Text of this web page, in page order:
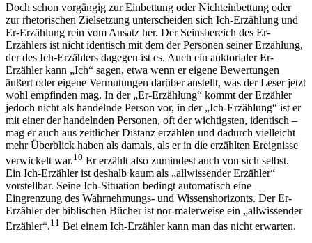
Doch schon vorgängig zur Einbettung oder Nichteinbettung oder
zur rhetorischen Zielsetzung unterscheiden sich Ich-Erzählung und
Er-Erzählung rein vom Ansatz her. Der Seinsbereich des Er-
Erzählers ist nicht identisch mit dem der Personen seiner Erzählung,
der des Ich-Erzählers dagegen ist es. Auch ein auktorialer Er-
Erzähler kann „Ich“ sagen, etwa wenn er eigene Bewertungen
äußert oder eigene Vermutungen darüber anstellt, was der Leser jetzt
wohl empfinden mag. In der „Er-Erzählung“ kommt der Erzähler
jedoch nicht als handelnde Person vor, in der „Ich-Erzählung“ ist er
mit einer der handelnden Personen, oft der wichtigsten, identisch –
mag er auch aus zeitlicher Distanz erzählen und dadurch vielleicht
mehr Überblick haben als damals, als er in die erzählten Ereignisse
verwickelt war.10 Er erzählt also zumindest auch von sich selbst.
Ein Ich-Erzähler ist deshalb kaum als „allwissender Erzähler“
vorstellbar. Seine Ich-Situation bedingt automatisch eine
Eingrenzung des Wahrnehmungs- und Wissenshorizonts. Der Er-
Erzähler der biblischen Bücher ist nor-malerweise ein „allwissender
Erzähler“.11 Bei einem Ich-Erzähler kann man das nicht erwarten.